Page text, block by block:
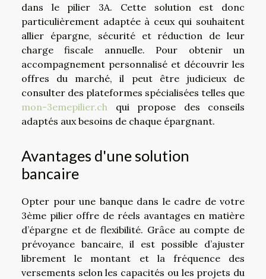
dans le pilier 3A. Cette solution est donc
particulièrement adaptée à ceux qui souhaitent
allier épargne, sécurité et réduction de leur
charge fiscale annuelle. Pour obtenir un
accompagnement personnalisé et découvrir les
offres du marché, il peut être judicieux de
consulter des plateformes spécialisées telles que
mon-3emepilier.ch qui propose des conseils
adaptés aux besoins de chaque épargnant.
Avantages d'une solution
bancaire
Opter pour une banque dans le cadre de votre
3ème pilier offre de réels avantages en matière
d’épargne et de flexibilité. Grâce au compte de
prévoyance bancaire, il est possible d’ajuster
librement le montant et la fréquence des
versements selon les capacités ou les projets du